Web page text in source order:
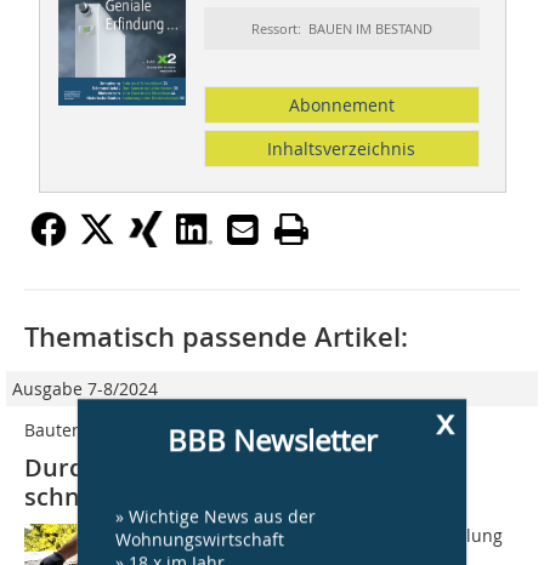
Ressort: BAUEN IM BESTAND
Abonnement
Inhaltsverzeichnis
x
BBB Newsletter
» Wichtige News aus der
Wohnungswirtschaft
Thematisch passende Artikel:
Ausgabe 7-8/2024
Bautenschutz
Durchfeuchtete Balkone jetzt noch
schneller sanieren
Dank einer innovativen Weiterentwicklung
des Klebers, mittels dem die